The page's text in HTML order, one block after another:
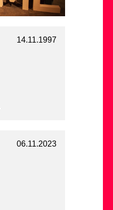
14.11.1997
06.11.2023